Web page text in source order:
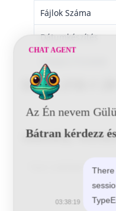
Fájlok Száma
Dátumkészítés
Utoljára frissített
Dacia 21D.1 29
Vélemény,
CHAT AGENT
Az Én nevem
Bátran kérdezz
03:38:19